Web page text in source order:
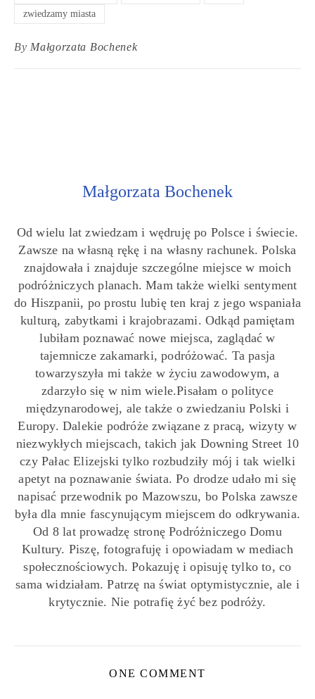
zwiedzamy miasta
By Małgorzata Bochenek
Małgorzata Bochenek
Od wielu lat zwiedzam i wędruję po Polsce i świecie.
Zawsze na własną rękę i na własny rachunek. Polska
znajdowała i znajduje szczególne miejsce w moich
podróżniczych planach. Mam także wielki sentyment
do Hiszpanii, po prostu lubię ten kraj z jego wspaniała
kulturą, zabytkami i krajobrazami. Odkąd pamiętam
lubiłam poznawać nowe miejsca, zaglądać w
tajemnicze zakamarki, podróżować. Ta pasja
towarzyszyła mi także w życiu zawodowym, a
zdarzyło się w nim wiele.Pisałam o polityce
międzynarodowej, ale także o zwiedzaniu Polski i
Europy. Dalekie podróże związane z pracą, wizyty w
niezwykłych miejscach, takich jak Downing Street 10
czy Pałac Elizejski tylko rozbudziły mój i tak wielki
apetyt na poznawanie świata. Po drodze udało mi się
napisać przewodnik po Mazowszu, bo Polska zawsze
była dla mnie fascynującym miejscem do odkrywania.
Od 8 lat prowadzę stronę Podróżniczego Domu
Kultury. Piszę, fotografuję i opowiadam w mediach
społecznościowych. Pokazuję i opisuję tylko to, co
sama widziałam. Patrzę na świat optymistycznie, ale i
krytycznie. Nie potrafię żyć bez podróży.
ONE COMMENT